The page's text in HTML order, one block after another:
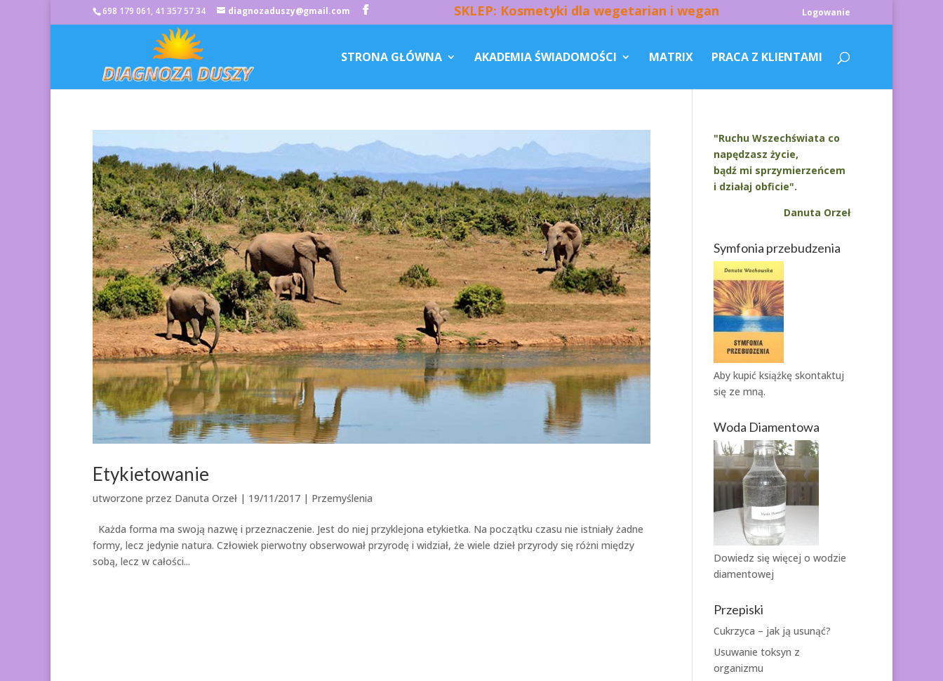
698 179 061, 41 357 57 34 diagnozaduszy@gmail.com SKLEP: Kosmetyki dla wegetarian i wegan Logowanie
STRONA GŁÓWNA AKADEMIA ŚWIADOMOŚCI MATRIX PRACA Z KLIENTAMI
Etykietowanie
utworzone przez Danuta Orzeł | 19/11/2017 | Przemyślenia
Każda forma ma swoją nazwę i przeznaczenie. Jest do niej przyklejona etykietka. Na początku czasu nie istniały żadne
formy, lecz jedynie natura. Człowiek pierwotny obserwował przyrodę i widział, że wiele dzieł przyrody się różni między
sobą, lecz w całości...
"Ruchu Wszechświata co
napędzasz życie,
bądź mi sprzymierzeńcem
i działaj obficie".
Danuta Orzeł
Symfonia przebudzenia
Aby kupić książkę skontaktuj
się ze mną.
Woda Diamentowa
Dowiedz się więcej o wodzie
diamentowej
Przepiski
Cukrzyca – jak ją usunąć?
Usuwanie toksyn z
organizmu